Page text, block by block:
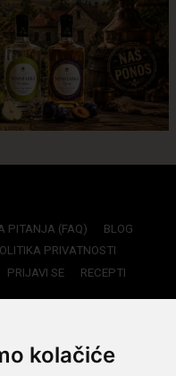
kolačiće
PITANJA (FAQ)
BLOG
PRIVATNOSTI
PRIJAVI SE RECEPTI